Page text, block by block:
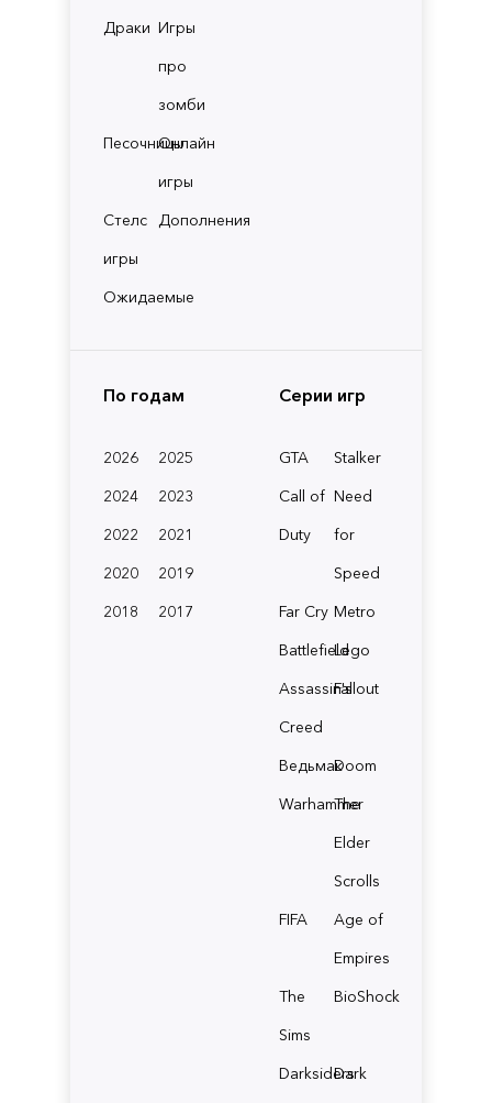
Драки Игры
про
зомби
ПесочницыОнлайн
игры
Стелс
игры
Дополнения
Ожидаемые
По годам
2026
2025
2024
2023
2022
2021
2020
2019
2018
2017
Серии игр
GTA
Stalker
Call of
Duty
Need
for
Speed
Far Cry Metro
BattlefieldLego
Assassin's
Creed
Fallout
ВедьмакDoom
Warhammer
The
Elder
Scrolls
FIFA
Age of
Empires
The
Sims
BioShock
Darksiders
Dark